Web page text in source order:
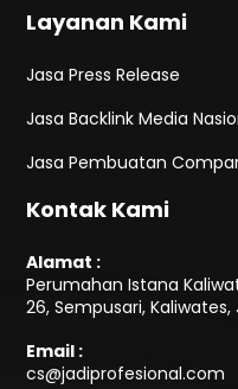
Layanan Kami
Jasa Press Release
Jasa Backlink Media
Jasa Pembuatan
Kontak Kami
Alamat :
Perumahan Istana
26, Sempusari, Kaliwates,
Email :
cs@jadiprofesional.com